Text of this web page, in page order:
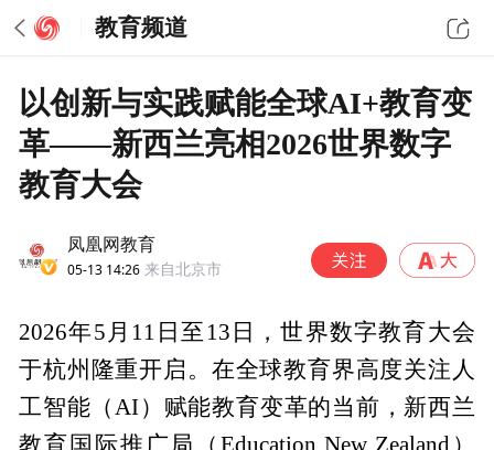
教育频道
以创新与实践赋能全球AI+教育变
革——新西兰亮相2026世界数字
教育大会
凤凰网教育
05-13 14:26 来自北京市
2026年5月11日至13日，世界数字教育大会
于杭州隆重开启。在全球教育界高度关注人
工智能（AI）赋能教育变革的当前，新西兰
教育国际推广局（Education New Zealand）